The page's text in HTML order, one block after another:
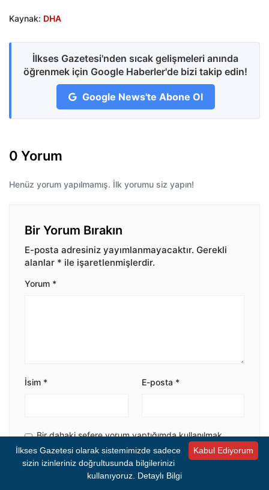
Kaynak: DHA
İlkses Gazetesi'nden sıcak gelişmeleri anında
öğrenmek için Google Haberler'de bizi takip edin!
Google News'te Abone Ol
0 Yorum
Henüz yorum yapılmamış. İlk yorumu siz yapın!
Bir Yorum Bırakın
E-posta adresiniz yayımlanmayacaktır. Gerekli
alanlar * ile işaretlenmişlerdir.
Yorum *
İsim * E-posta *
Bir dahaki sefere yorum yaptığımda kullanılmak
üzere adımı ve e-posta adresimi bu tarayıcıya
kaydet.
Kabul Ediyorum
İlkses Gazetesi olarak sistemimizde sadece
sizin izinleriniz doğrultusunda bilgilerinizi
kullanıyoruz. Detaylı Bilgi